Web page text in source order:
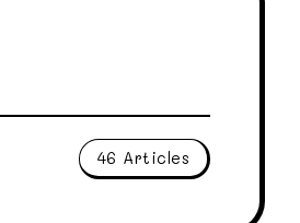
46 Articles